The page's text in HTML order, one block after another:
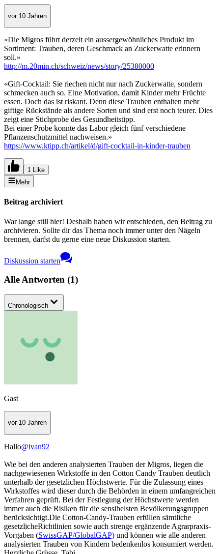
vor 10 Jahren
«Die Migros führt derzeit ein aussergewöhnliches Produkt im
Sortiment: Trauben, deren Geschmack an Zuckerwatte erinnern
soll.»
http://m.20min.ch/schweiz/news/story/25380000
«Gift-Cocktail: Sie riechen nicht nur nach Zuckerwatte, sondern
schmecken auch so. Eine Motivation, damit Kinder mehr Früchte
essen. Doch das ist riskant. Denn diese Trauben enthalten mehr
giftige Rückstände als andere Sorten und sind erst noch teurer. Dies
zeigt eine Stichprobe des Gesundheitstipp.
Bei einer Probe konnte das Labor gleich fünf verschiedene
Pflanzenschutzmittel nachweisen.»
https://www.ktipp.ch/artikel/d/gift-cocktail-in-kinder-trauben
1 Like
Mehr
Beitrag archiviert
War lange still hier! Deshalb haben wir entschieden, den Beitrag zu
archivieren. Sollte dir das Thema noch immer unter den Nägeln
brennen, darfst du gerne eine neue Diskussion starten.
Diskussion starten
Alle Antworten (1)
Chronologisch
Gast
vor 10 Jahren
Hallo@ivan92
Wie bei den anderen analysierten Trauben der Migros, liegen die
nachgewiesenen Wirkstoffe in den Cotton Candy Trauben deutlich
unterhalb der gesetzlichen Höchstwerte. Für die Zulassung eines
Wirkstoffes wird dieser durch die Behörden in einem umfangreichen
Verfahren geprüft. Bei der Festlegung der Höchstwerte werden
immer auch die Risiken für die sensibelsten Bevölkerungsgruppen
berücksichtigt.Die Cotton-Candy-Trauben erfüllen sämtliche
gesetzlicheRichtlinien sowie auch strenge ergänzende Agrarpraxis-
Vorgaben (SwissGAP/GlobalGAP) und können wie alle anderen
analysierten Trauben von Kindern bedenkenlos konsumiert werden.